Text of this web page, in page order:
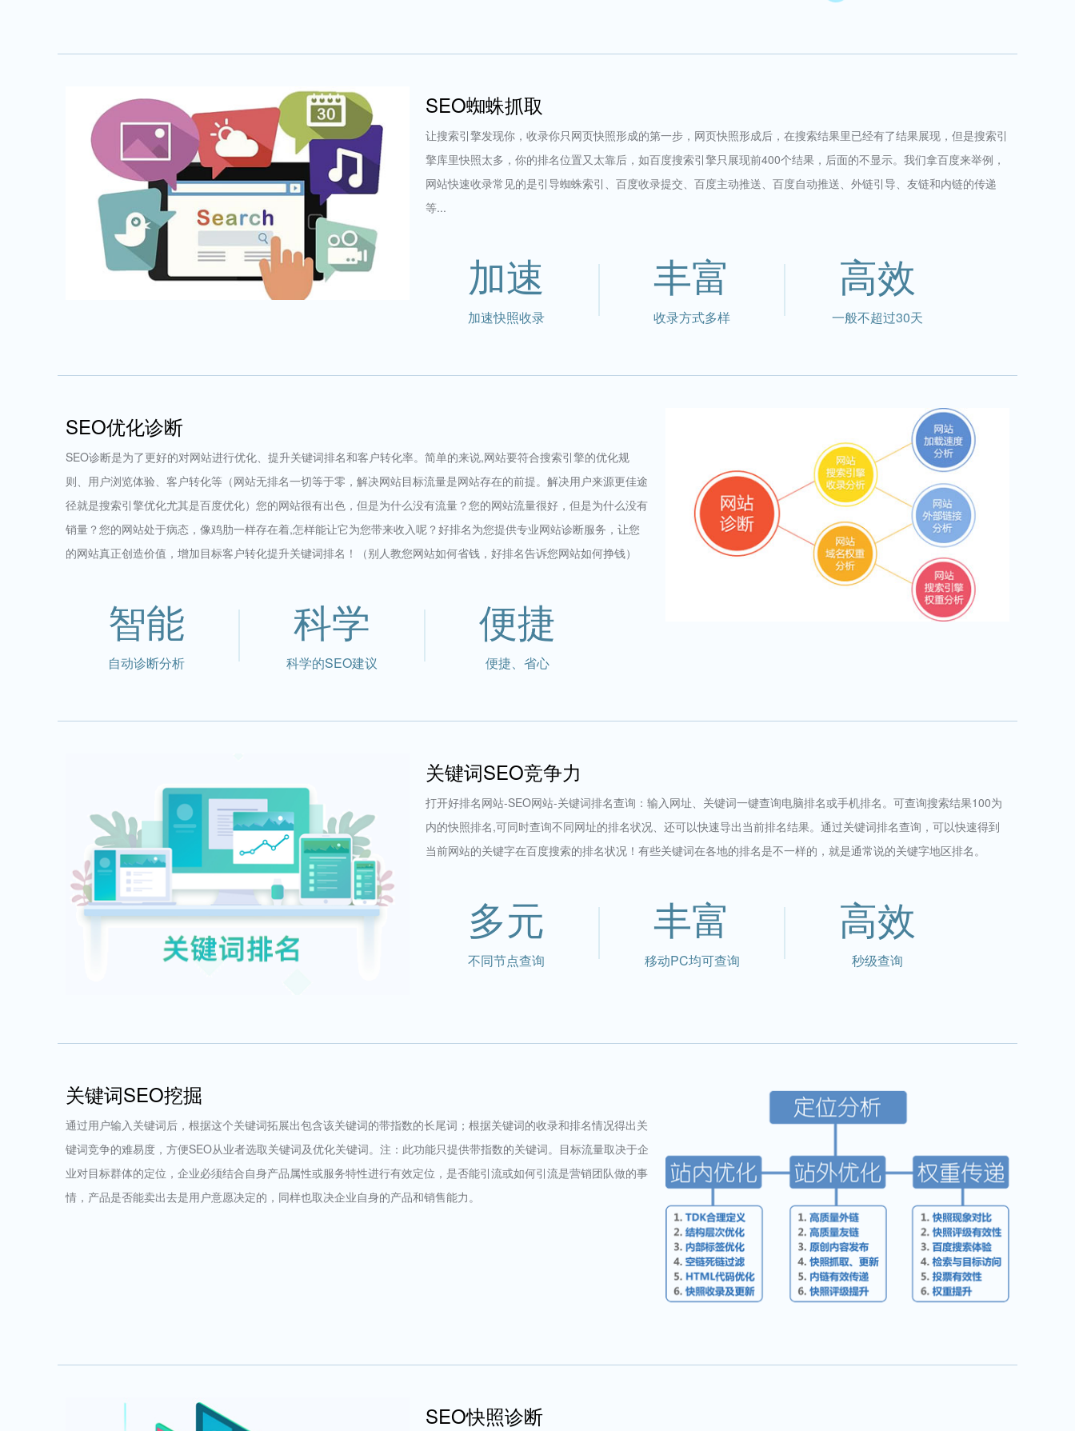
SEO蜘蛛抓取
让搜索引擎发现你，收录你只网页快照形成的第一步，网页快照形成后，在搜索结果里已经有了结果展现，但是搜索引
擎库里快照太多，你的排名位置又太靠后，如百度搜索引擎只展现前400个结果，后面的不显示。我们拿百度来举例，
网站快速收录常见的是引导蜘蛛索引、百度收录提交、百度主动推送、百度自动推送、外链引导、友链和内链的传递
等...
加速
加速快照收录
丰富
收录方式多样
高效
一般不超过30天
SEO优化诊断
SEO诊断是为了更好的对网站进行优化、提升关键词排名和客户转化率。简单的来说,网站要符合搜索引擎的优化规
则、用户浏览体验、客户转化等（网站无排名一切等于零，解决网站目标流量是网站存在的前提。解决用户来源更佳途
径就是搜索引擎优化尤其是百度优化）您的网站很有出色，但是为什么没有流量？您的网站流量很好，但是为什么没有
销量？您的网站处于病态，像鸡肋一样存在着,怎样能让它为您带来收入呢？好排名为您提供专业网站诊断服务，让您
的网站真正创造价值，增加目标客户转化提升关键词排名！（别人教您网站如何省钱，好排名告诉您网站如何挣钱）
智能
自动诊断分析
科学
科学的SEO建议
便捷
便捷、省心
关键词SEO竞争力
打开好排名网站-SEO网站-关键词排名查询：输入网址、关键词一键查询电脑排名或手机排名。可查询搜索结果100为
内的快照排名,可同时查询不同网址的排名状况、还可以快速导出当前排名结果。通过关键词排名查询，可以快速得到
当前网站的关键字在百度搜索的排名状况！有些关键词在各地的排名是不一样的，就是通常说的关键字地区排名。
多元
不同节点查询
丰富
移动PC均可查询
高效
秒级查询
关键词SEO挖掘
通过用户输入关键词后，根据这个关键词拓展出包含该关键词的带指数的长尾词；根据关键词的收录和排名情况得出关
键词竞争的难易度，方便SEO从业者选取关键词及优化关键词。注：此功能只提供带指数的关键词。目标流量取决于企
业对目标群体的定位，企业必须结合自身产品属性或服务特性进行有效定位，是否能引流或如何引流是营销团队做的事
情，产品是否能卖出去是用户意愿决定的，同样也取决企业自身的产品和销售能力。
SEO快照诊断